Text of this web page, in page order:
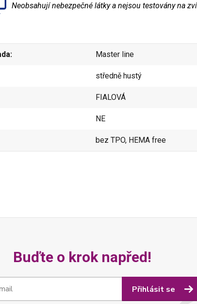
Neobsahují nebezpečné látky a nejsou testovány na
Master line
středně hustý
FIALOVÁ
NE
bez TPO, HEMA free
Buďte o krok napřed!
Přihlásit se